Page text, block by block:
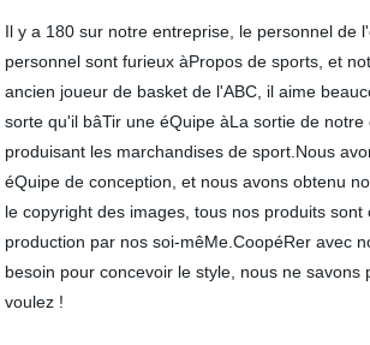
Il y a 180 sur notre entreprise, le personnel de
personnel sont furieux àPropos de sports, et
ancien joueur de basket de l'ABC, il aime
sorte qu'il bâTir une éQuipe àLa sortie de
produisant les marchandises de sport.Nous
éQuipe de conception, et nous avons obtenu
le copyright des images, tous nos produits sont
production par nos soi-mêMe.CoopéRer avec
besoin pour concevoir le style, nous ne savons
voulez !